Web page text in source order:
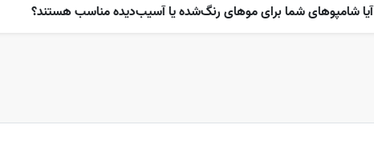
آیا شامپوهای شما برای موهای رنگ‌شده یا آسیب‌دیده مناسب هستند؟